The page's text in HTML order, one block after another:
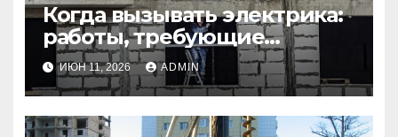
Когда вызывать электрика:
работы, требующие
профессионала Электрик
круглосуточно
ИЮН 11, 2026 ADMIN